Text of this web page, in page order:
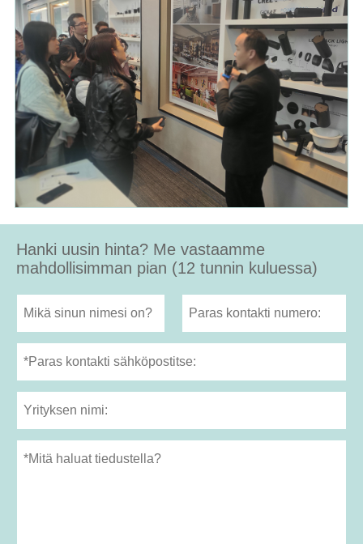
Hanki uusin hinta? Me vastaamme
mahdollisimman pian (12 tunnin kuluessa)